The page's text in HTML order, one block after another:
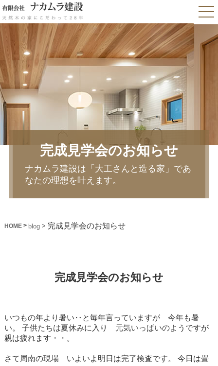
完成見学会のお知らせ
ナカムラ建設は「大工さんと造る家」であ
なたの理想を叶えます。
HOME> blog> 完成見学会のお知らせ
完成見学会のお知らせ
いつもの年より暑い‥と毎年言っていますが 今年も暑
い。
子供たちは夏休みに入り 元気いっぱいのようですが
親は疲れます・・。
さて周南の現場 いよいよ明日は完了検査です。
今日は畳